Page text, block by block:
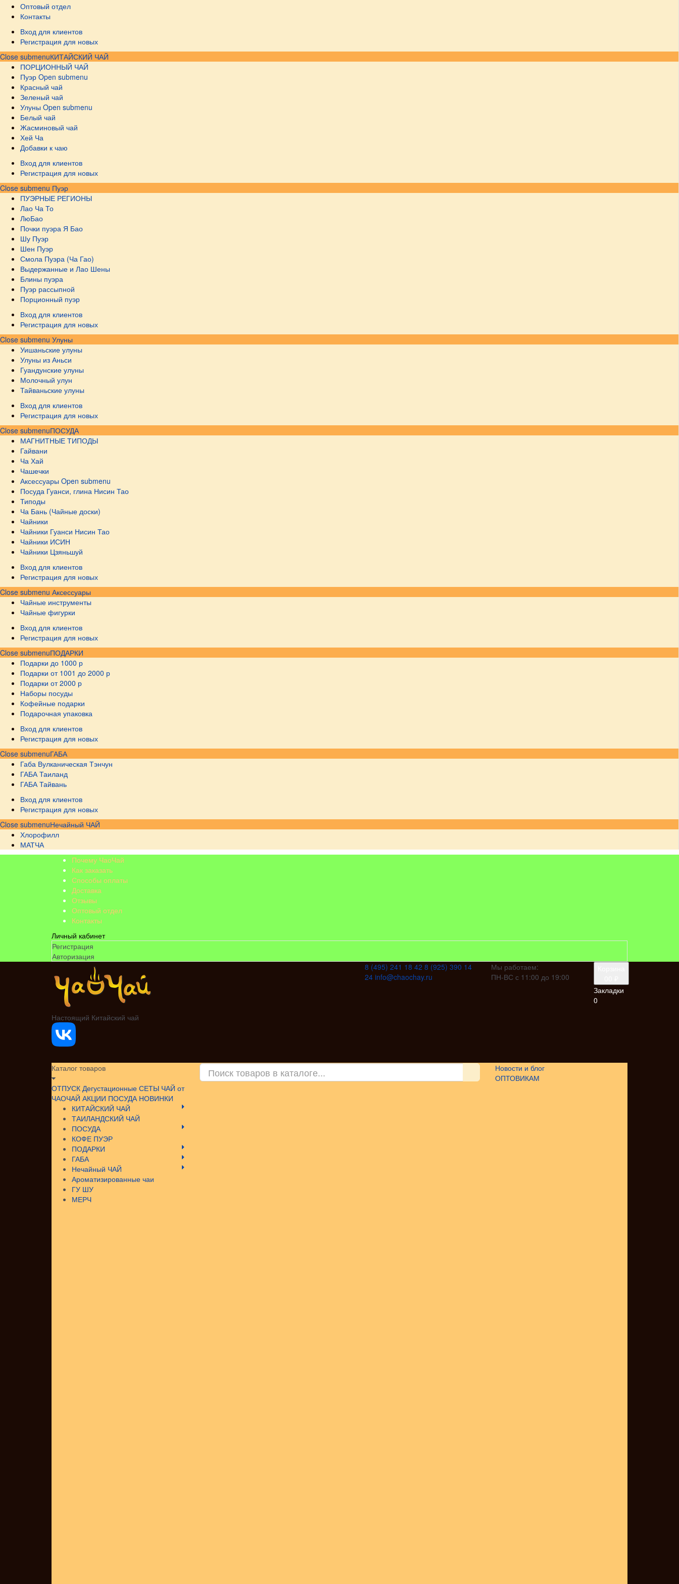
Оптовый отдел
Контакты
Вход для клиентов
Регистрация для новых
Close submenuКИТАЙСКИЙ ЧАЙ
ПОРЦИОННЫЙ ЧАЙ
Пуэр Open submenu
Красный чай
Зеленый чай
Улуны Open submenu
Белый чай
Жасминовый чай
Хей Ча
Добавки к чаю
Вход для клиентов
Регистрация для новых
Close submenu Пуэр
ПУЭРНЫЕ РЕГИОНЫ
Лао Ча То
ЛюБао
Почки пуэра Я Бао
Шу Пуэр
Шен Пуэр
Смола Пуэра (Ча Гао)
Выдержанные и Лао Шены
Блины пуэра
Пуэр рассыпной
Порционный пуэр
Вход для клиентов
Регистрация для новых
Close submenu Улуны
Уишаньские улуны
Улуны из Аньси
Гуандунские улуны
Молочный улун
Тайваньские улуны
Вход для клиентов
Регистрация для новых
Close submenuПОСУДА
МАГНИТНЫЕ ТИПОДЫ
Гайвани
Ча Хай
Чашечки
Аксессуары Open submenu
Посуда Гуанси, глина Нисин Тао
Типоды
Ча Бань (Чайные доски)
Чайники
Чайники Гуанси Нисин Тао
Чайники ИСИН
Чайники Цзяньшуй
Вход для клиентов
Регистрация для новых
Close submenu Аксессуары
Чайные инструменты
Чайные фигурки
Вход для клиентов
Регистрация для новых
Close submenuПОДАРКИ
Подарки до 1000 р
Подарки от 1001 до 2000 р
Подарки от 2000 р
Наборы посуды
Кофейные подарки
Подарочная упаковка
Вход для клиентов
Регистрация для новых
Close submenuГАБА
Габа Вулканическая Тэнчун
ГАБА Таиланд
ГАБА Тайвань
Вход для клиентов
Регистрация для новых
Close submenuНечайный ЧАЙ
Хлорофилл
МАТЧА
Почему ЧаоЧай
Как заказать
Способы оплаты
Доставка
Отзывы
Оптовый отдел
Контакты
Личный кабинет
Регистрация
Авторизация
Настоящий Китайский чай
8 (495) 241 18 42 8 (925) 390 14
24 info@chaochay.ru
Мы работаем:
ПН-ВС с 11:00 до 19:00
Закладки
0
Каталог товаров
ОТПУСК Дегустационные СЕТЫ ЧАЙ от
ЧАОЧАЙ АКЦИИ ПОСУДА НОВИНКИ
КИТАЙСКИЙ ЧАЙ
ТАИЛАНДСКИЙ ЧАЙ
ПОСУДА
КОФЕ ПУЭР
ПОДАРКИ
ГАБА
Нечайный ЧАЙ
Ароматизированные чаи
ГУ ШУ
МЕРЧ
Новости и блог
ОПТОВИКАМ